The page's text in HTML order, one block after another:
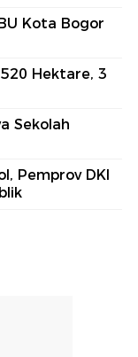
Kota Bogor
Hektare, 3
Sekolah
Pemprov DKI